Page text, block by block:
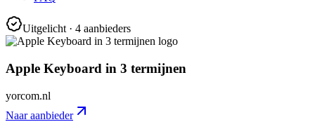
Uitgelicht· 4 aanbieders
Apple Keyboard in 3 termijnen
yorcom.nl
Naar aanbieder